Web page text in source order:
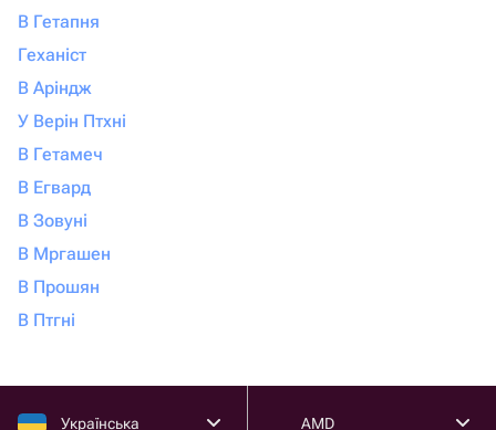
В Гетапня
Геханіст
В Аріндж
У Верін Птхні
В Гетамеч
В Егвард
В Зовуні
В Мргашен
В Прошян
В Птгні
Українська AMD